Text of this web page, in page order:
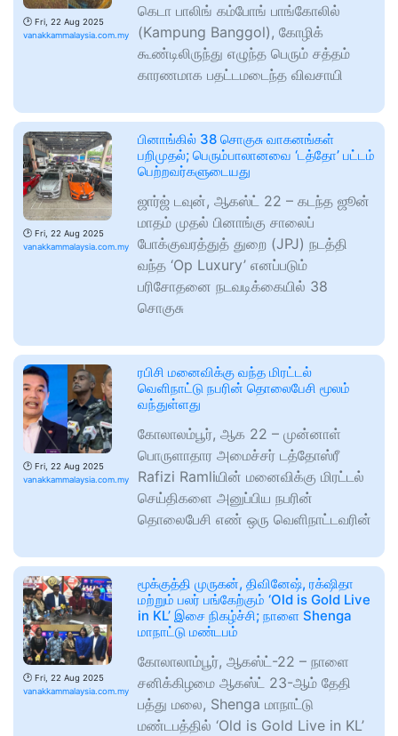
🕑 Fri, 22 Aug 2025
vanakkammalaysia.com.my
கெடா பாலிங் கம்போங் பாங்கோலில்
(Kampung Banggol), கோழிக்
கூண்டிலிருந்து எழுந்த பெரும் சத்தம்
காரணமாக பதட்டமடைந்த விவசாயி
🕑 Fri, 22 Aug 2025
vanakkammalaysia.com.my
பினாங்கில் 38 சொகுசு வாகனங்கள்
பறிமுதல்; பெரும்பாலானவை ‘டத்தோ’ பட்டம்
பெற்றவர்களுடையது
ஜார்ஜ் டவுன், ஆகஸ்ட் 22 – கடந்த ஜூன்
மாதம் முதல் பினாங்கு சாலைப்
போக்குவரத்துத் துறை (JPJ) நடத்தி
வந்த ‘Op Luxury’ எனப்படும்
பரிசோதனை நடவடிக்கையில் 38
சொகுசு
🕑 Fri, 22 Aug 2025
vanakkammalaysia.com.my
ரபிசி மனைவிக்கு வந்த மிரட்டல்
வெளிநாட்டு நபரின் தொலைபேசி மூலம்
வந்துள்ளது
கோலாலம்பூர், ஆக 22 – முன்னாள்
பொருளாதார அமைச்சர் டத்தோஸ்ரீ
Rafizi Ramliயின் மனைவிக்கு மிரட்டல்
செய்திகளை அனுப்பிய நபரின்
தொலைபேசி எண் ஒரு வெளிநாட்டவரின்
🕑 Fri, 22 Aug 2025
vanakkammalaysia.com.my
மூக்குத்தி முருகன், திவினேஷ், ரக்‌ஷிதா
மற்றும் பலர் பங்கேற்கும் ‘Old is Gold Live
in KL’ இசை நிகழ்ச்சி; நாளை Shenga
மாநாட்டு மண்டபம்
கோலாலாம்பூர், ஆகஸ்ட்-22 – நாளை
சனிக்கிழமை ஆகஸ்ட் 23-ஆம் தேதி
பத்து மலை, Shenga மாநாட்டு
மண்டபத்தில் ‘Old is Gold Live in KL’